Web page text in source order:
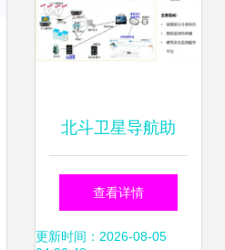
北斗卫星导航助
力“一带一路”信息
系统运行维护服务
查看详情
更新时间：2026-08-05